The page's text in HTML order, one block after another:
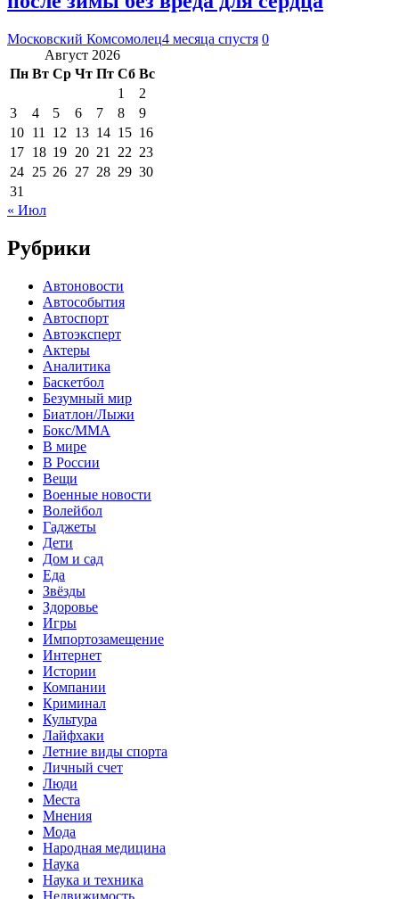
Московский Комсомолец4 месяца спустя 0
Август 2026
Пн Вт Ср Чт Пт Сб Вс
1
2
3
4 5 6 7 8
9
10 11 12 13 14 15 16
17 18 19 20 21 22 23
24 25 26 27 28 29 30
31
« Июл
Рубрики
Автоновости
Автособытия
Автоспорт
Автоэксперт
Актеры
Аналитика
Баскетбол
Безумный мир
Биатлон/Лыжи
Бокс/MMA
В мире
В России
Вещи
Военные новости
Волейбол
Гаджеты
Дети
Дом и сад
Еда
Звёзды
Здоровье
Игры
Импортозамещение
Интернет
Истории
Компании
Криминал
Культура
Лайфхаки
Летние виды спорта
Личный счет
Люди
Места
Мнения
Мода
Народная медицина
Наука
Наука и техника
Недвижимость